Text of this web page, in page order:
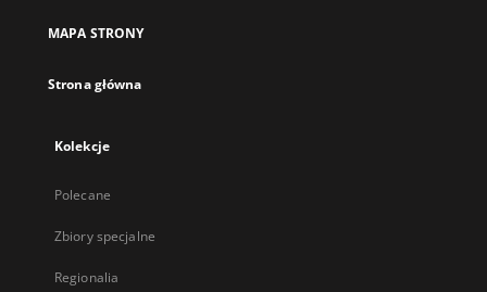
MAPA STRONY
Strona główna
Kolekcje
Polecane
Zbiory specjalne
Regionalia